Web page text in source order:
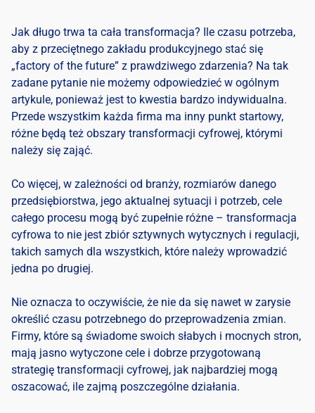
Jak długo trwa ta cała transformacja? Ile czasu potrzeba,
aby z przeciętnego zakładu produkcyjnego stać się
„factory of the future” z prawdziwego zdarzenia? Na tak
zadane pytanie nie możemy odpowiedzieć w ogólnym
artykule, ponieważ jest to kwestia bardzo indywidualna.
Przede wszystkim każda firma ma inny punkt startowy,
różne będą też obszary transformacji cyfrowej, którymi
należy się zająć.
Co więcej, w zależności od branży, rozmiarów danego
przedsiębiorstwa, jego aktualnej sytuacji i potrzeb, cele
całego procesu mogą być zupełnie różne – transformacja
cyfrowa to nie jest zbiór sztywnych wytycznych i regulacji,
takich samych dla wszystkich, które należy wprowadzić
jedna po drugiej.
Nie oznacza to oczywiście, że nie da się nawet w zarysie
określić czasu potrzebnego do przeprowadzenia zmian.
Firmy, które są świadome swoich słabych i mocnych stron,
mają jasno wytyczone cele i dobrze przygotowaną
strategię transformacji cyfrowej, jak najbardziej mogą
oszacować, ile zajmą poszczególne działania.